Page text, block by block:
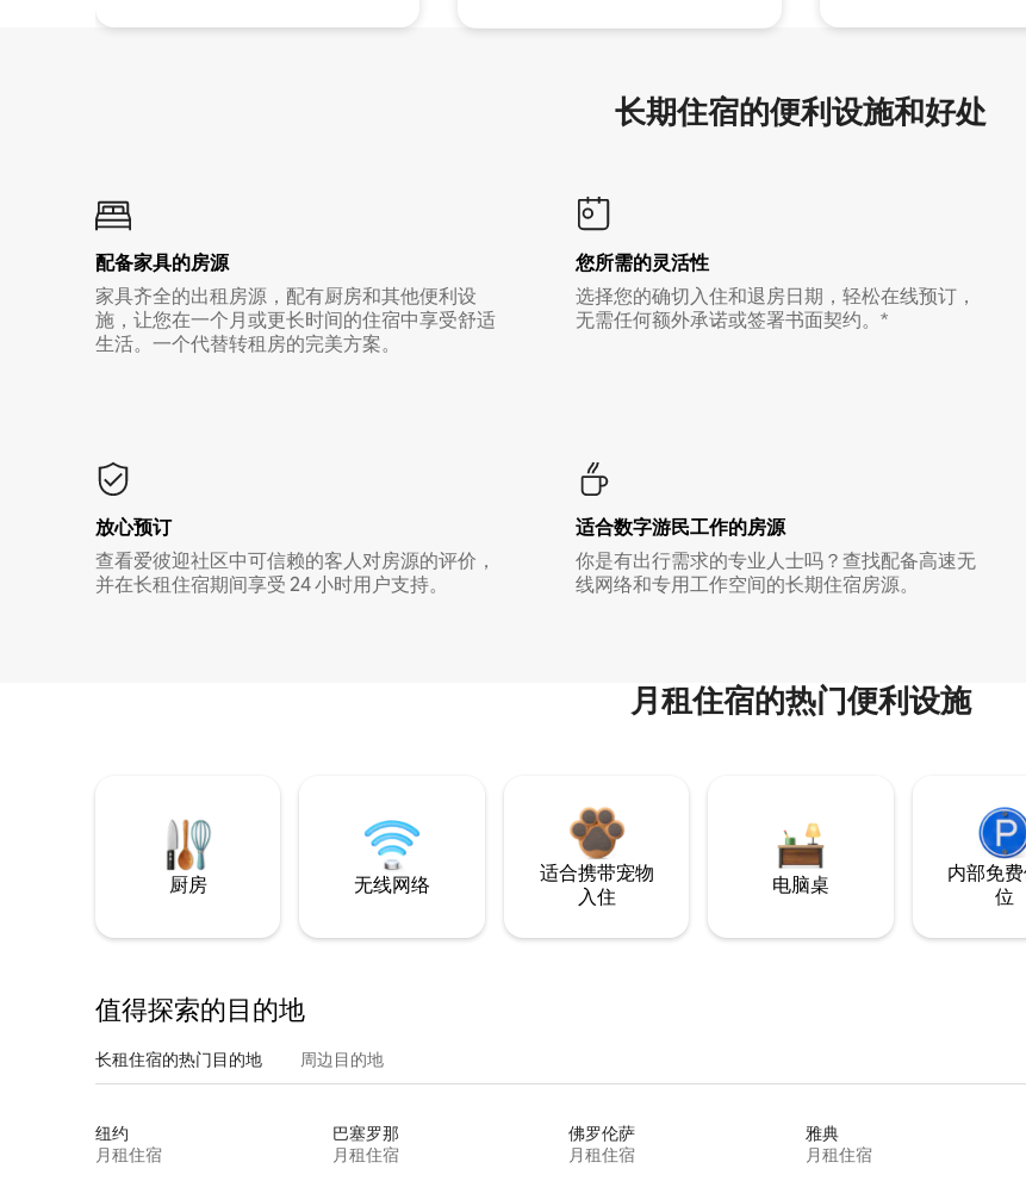
长期住宿的便利设施和好处
配备家具的房源
家具齐全的出租房源，配有厨房和其他便利设
施，让您在一个月或更长时间的住宿中享受舒适
生活。一个代替转租房的完美方案。
您所需的灵活性
选择您的确切入住和退房日期，轻松在线预订，
无需任何额外承诺或签署书面契约。*
放心预订
查看爱彼迎社区中可信赖的客人对房源的评价，
并在长租住宿期间享受 24 小时用户支持。
适合数字游民工作的房源
你是有出行需求的专业人士吗？查找配备高速无
线网络和专用工作空间的长期住宿房源。
月租住宿的热门便利设施
厨房 无线网络
适合携带宠物
入住
电脑桌
内部免
位
值得探索的目的地
长租住宿的热门目的地 周边目的地
纽约
月租住宿
巴塞罗那
月租住宿
佛罗伦萨
月租住宿
雅典
月租住宿